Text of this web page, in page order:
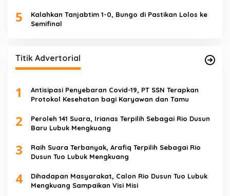
5
Kalahkan Tanjabtim 1-0, Bungo di Pastikan Lolos ke
Semifinal
Titik Advertorial
1
Antisipasi Penyebaran Covid-19, PT SSN Terapkan
Protokol Kesehatan bagi Karyawan dan Tamu
2
Peroleh 141 Suara, Irianas Terpilih Sebagai Rio Dusun
Baru Lubuk Mengkuang
3
Raih Suara Terbanyak, Arafiq Terpilih Sebagai Rio
Dusun Tuo Lubuk Mengkuang
4
Dihadapan Masyarakat, Calon Rio Dusun Tuo Lubuk
Mengkuang Sampaikan Visi Misi